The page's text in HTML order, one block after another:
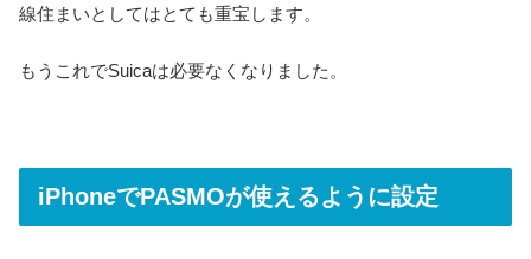
線住まいとしてはとても重宝します。
もうこれでSuicaは必要なくなりました。
iPhoneでPASMOが使えるように設定